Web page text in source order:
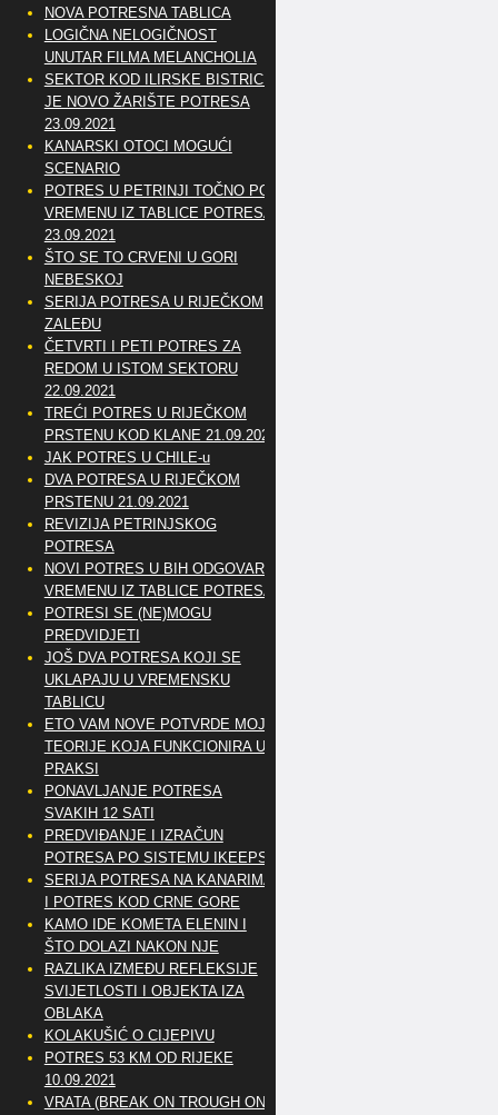
NOVA POTRESNA TABLICA
LOGIČNA NELOGIČNOST
UNUTAR FILMA MELANCHOLIA
SEKTOR KOD ILIRSKE BISTRICE
JE NOVO ŽARIŠTE POTRESA
23.09.2021
KANARSKI OTOCI MOGUĆI
SCENARIO
POTRES U PETRINJI TOČNO PO
VREMENU IZ TABLICE POTRESA
23.09.2021
ŠTO SE TO CRVENI U GORI
NEBESKOJ
SERIJA POTRESA U RIJEČKOM
ZALEĐU
ČETVRTI I PETI POTRES ZA
REDOM U ISTOM SEKTORU
22.09.2021
TREĆI POTRES U RIJEČKOM
PRSTENU KOD KLANE 21.09.2021
JAK POTRES U CHILE-u
DVA POTRESA U RIJEČKOM
PRSTENU 21.09.2021
REVIZIJA PETRINJSKOG
POTRESA
NOVI POTRES U BIH ODGOVARA
VREMENU IZ TABLICE POTRESA
POTRESI SE (NE)MOGU
PREDVIDJETI
JOŠ DVA POTRESA KOJI SE
UKLAPAJU U VREMENSKU
TABLICU
ETO VAM NOVE POTVRDE MOJE
TEORIJE KOJA FUNKCIONIRA U
PRAKSI
PONAVLJANJE POTRESA
SVAKIH 12 SATI
PREDVIĐANJE I IZRAČUN
POTRESA PO SISTEMU IKEEPS
SERIJA POTRESA NA KANARIMA
I POTRES KOD CRNE GORE
KAMO IDE KOMETA ELENIN I
ŠTO DOLAZI NAKON NJE
RAZLIKA IZMEĐU REFLEKSIJE
SVIJETLOSTI I OBJEKTA IZA
OBLAKA
KOLAKUŠIĆ O CIJEPIVU
POTRES 53 KM OD RIJEKE
10.09.2021
VRATA (BREAK ON TROUGH ON